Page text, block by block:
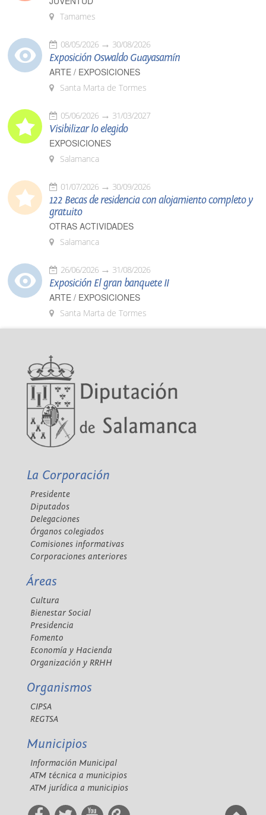
Tamames
08/05/2026 30/08/2026
Exposición Oswaldo Guayasamín
ARTE / EXPOSICIONES
Santa Marta de Tormes
05/06/2026 31/03/2027
Visibilizar lo elegido
EXPOSICIONES
Salamanca
01/07/2026 30/09/2026
122 Becas de residencia con alojamiento completo y
gratuito
OTRAS ACTIVIDADES
Salamanca
26/06/2026 31/08/2026
Exposición El gran banquete II
ARTE / EXPOSICIONES
Santa Marta de Tormes
La Corporación
Presidente
Diputados
Delegaciones
Órganos colegiados
Comisiones informativas
Corporaciones anteriores
Áreas
Cultura
Bienestar Social
Presidencia
Fomento
Economía y Hacienda
Organización y RRHH
Organismos
CIPSA
REGTSA
Municipios
Información Municipal
ATM técnica a municipios
ATM jurídica a municipios